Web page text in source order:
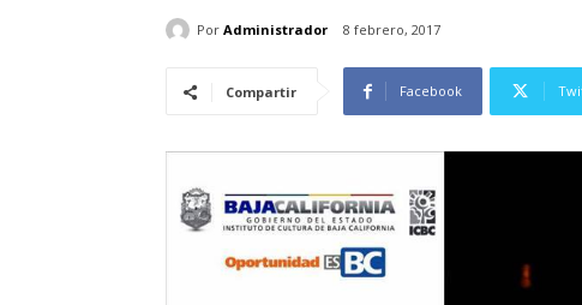
Por Administrador 8 febrero, 2017
Compartir Facebook